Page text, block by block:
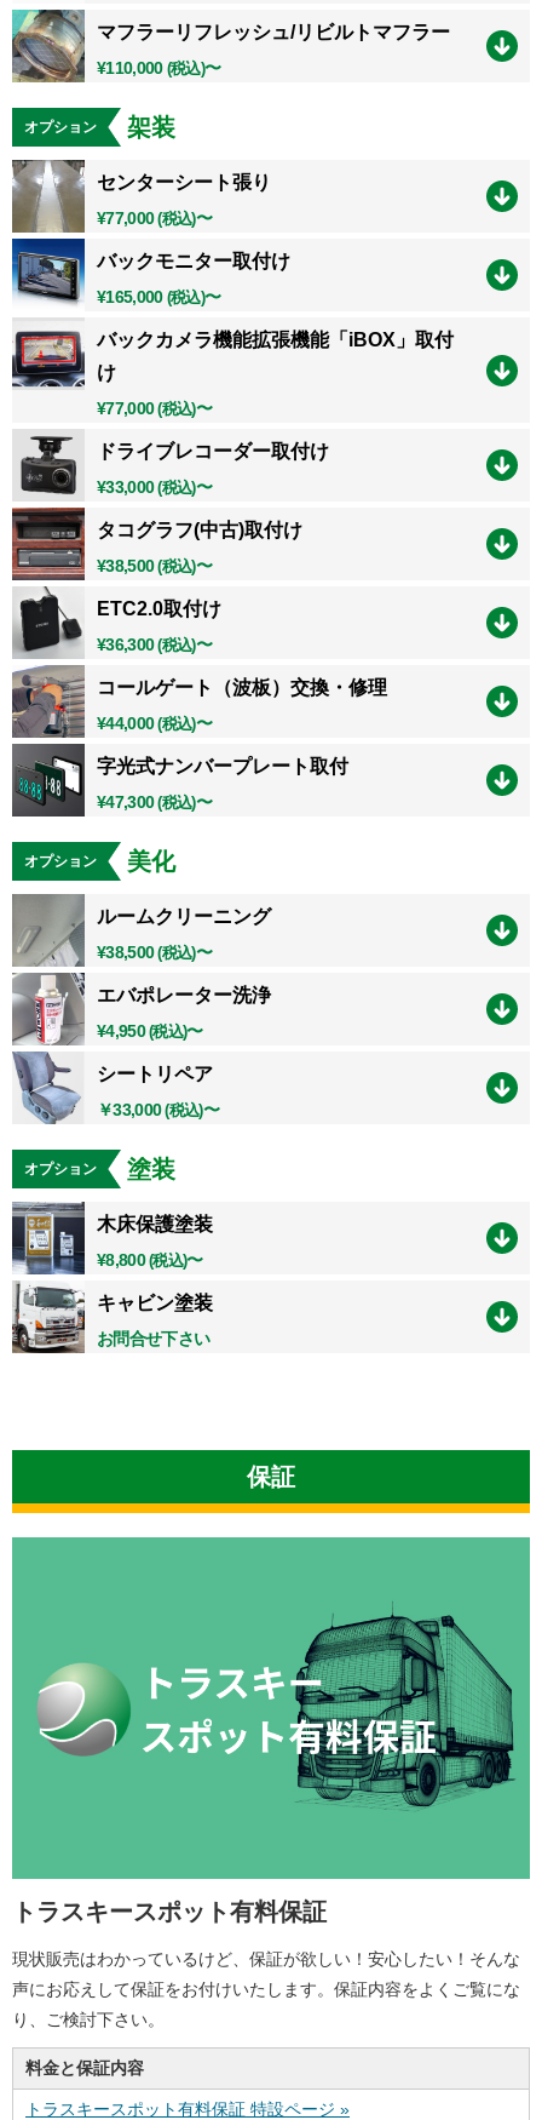
マフラーリフレッシュ/リビルトマフラー
¥110,000(税込)〜
オプション 架装
センターシート張り
¥77,000(税込)〜
バックモニター取付け
¥165,000(税込)〜
バックカメラ機能拡張機能「iBOX」取付
け
¥77,000(税込)〜
ドライブレコーダー取付け
¥33,000(税込)〜
タコグラフ(中古)取付け
¥38,500(税込)〜
ETC2.0取付け
¥36,300(税込)〜
コールゲート（波板）交換・修理
¥44,000(税込)〜
字光式ナンバープレート取付
¥47,300(税込)〜
オプション 美化
ルームクリーニング
¥38,500(税込)〜
エバポレーター洗浄
¥4,950(税込)〜
シートリペア
￥33,000(税込)〜
オプション 塗装
木床保護塗装
¥8,800(税込)〜
キャビン塗装
お問合せ下さい
保証
トラスキースポット有料保証
現状販売はわかっているけど、保証が欲しい！安心したい！そんな
声にお応えして保証をお付けいたします。保証内容をよくご覧にな
り、ご検討下さい。
料金と保証内容
トラスキースポット有料保証 特設ページ »